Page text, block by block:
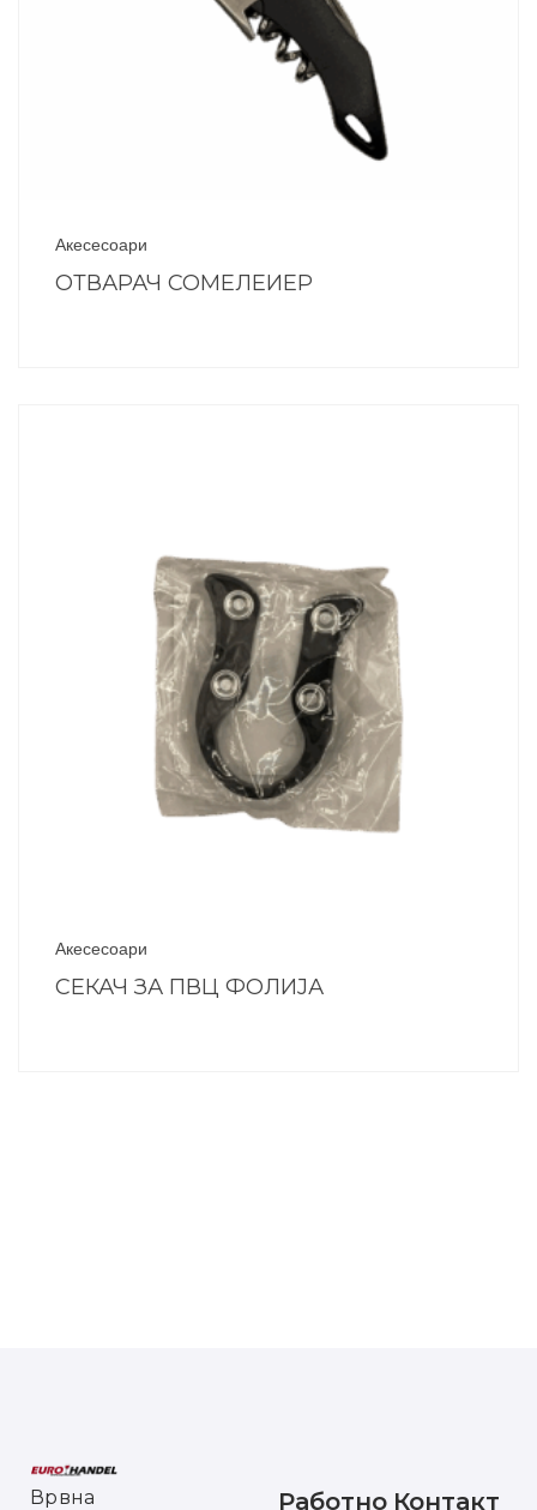
Акесесоари
ОТВАРАЧ СОМЕЛЕИЕР
Акесесоари
СЕКАЧ ЗА ПВЦ ФОЛИЈА
Врвна Работно Контакт